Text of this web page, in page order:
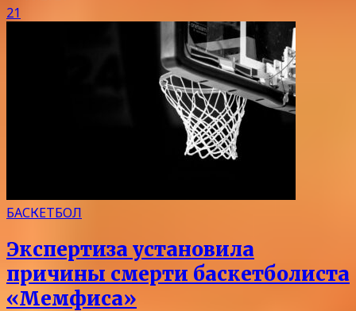
21
БАСКЕТБОЛ
Экспертиза установила
причины смерти баскетболиста
«Мемфиса»